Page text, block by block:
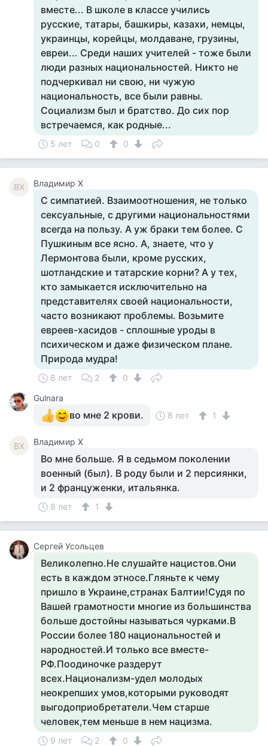
вместе... В школе в классе учились
русские, татары, башкиры, казахи, немцы,
украинцы, корейцы, молдаване, грузины,
евреи... Среди наших учителей - тоже были
люди разных национальностей. Никто не
подчеркивал ни свою, ни чужую
национальность, все были равны.
Социализм был и братство. До сих пор
встречаемся, как родные...
5 лет 0 0
ВХ Владимир Х
С симпатией. Взаимоотношения, не только
сексуальные, с другими национальностями
всегда на пользу. А уж браки тем более. С
Пушкиным все ясно. А, знаете, что у
Лермонтова были, кроме русских,
шотландские и татарские корни? А у тех,
кто замыкается исключительно на
представителях своей национальности,
часто возникают проблемы. Возьмите
евреев-хасидов - сплошные уроды в
психическом и даже физическом плане.
Природа мудра!
8 лет 2
0
Gulnara
во мне 2 крови. 8 лет 1
ВХ Владимир Х
Во мне больше. Я в седьмом поколении
военный (был). В роду были и 2 персиянки,
и 2 француженки, итальянка.
8 лет 1
Сергей Усольцев
Великолепно.Не слушайте нацистов.Они
есть в каждом этносе.Гляньте к чему
пришло в Украине,странах Балтии!Судя по
Вашей грамотности многие из большинства
больше достойны называться чурками.В
России более 180 национальностей и
народностей.И только все вместе-
РФ.Поодиночке раздерут
всех.Национализм-удел молодых
неокрепших умов,которыми руководят
выгодоприобретатели.Чем старше
человек,тем меньше в нем нацизма.
9 лет 2
0